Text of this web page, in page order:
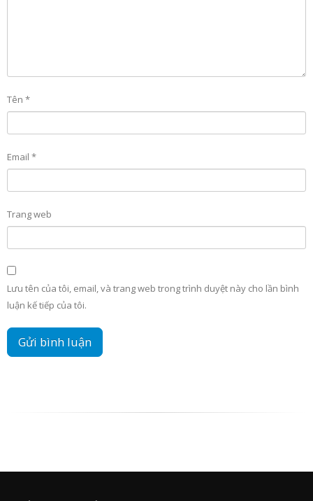
Tên *
Email *
Trang web
Lưu tên của tôi, email, và trang web trong trình duyệt này cho lần bình
luận kế tiếp của tôi.